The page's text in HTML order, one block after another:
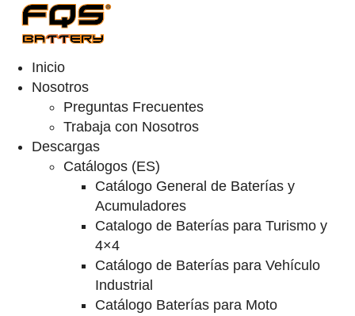
Inicio
Nosotros
Preguntas Frecuentes
Trabaja con Nosotros
Descargas
Catálogos (ES)
Catálogo General de Baterías y
Acumuladores
Catalogo de Baterías para Turismo y
4×4
Catálogo de Baterías para Vehículo
Industrial
Catálogo Baterías para Moto